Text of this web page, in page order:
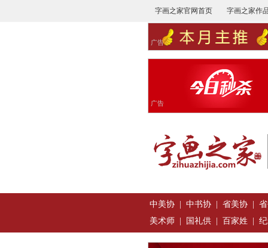
字画之家官网首页 字画之家作
广告
广告
中美协| 中书协| 省美协|
美术师| 国礼供| 百家姓 |